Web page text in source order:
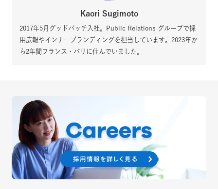
Kaori Sugimoto
2017年5月グッドパッチ入社。Public Relations グループで採
用広報やインナーブランディングを担当しています。2023年か
ら2年間フランス・パリに住んでいました。